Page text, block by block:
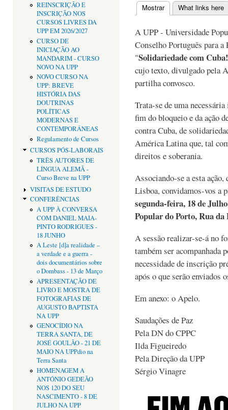
REINSCRIÇÃO E
INSCRIÇÃO NOS
CURSOS LIVRES DA
UPP EM 2026/2027
CURSO DE
INICIAÇÃO AO
MANDARIM - CURSO
NOVO NA UPP
NOVO CURSO NA
UPP: BREVE
HISTÓRIA DAS
DOUTRINAS
POLÍTICAS
MODERNAS E
CONTEMPORÂNEAS
Regulamento de Cursos
CURSOS PÓS-LABORAIS
TRÊS AUTORES DE
LÍNGUA ALEMÃ -
Curso Breve na UPP
VISITAS DE ESTUDO
CONFERÊNCIAS
A UPP À CONVERSA
COM DANIEL MAIA-
PINTO RODRIGUES -
18 JUNHO
A Leste [d]a realidade –
a verdade e a guerra -
dois documentários sobre
o Dombass - 13 de Março
APRESENTAÇÃO DE
LIVRO E MOSTRA DE
FOTOGRAFIAS DE
AUGUSTO BAPTISTA
NA UPP
GENOCÍDIO NA
TERRA SANTA, DE
JOSÉ GOULÃO - 21 DE
MAIO NA UPPdio na
Terra Santa
HOMENAGEM A
ANTÓNIO GEDEÃO
NOS 120 DO SEU
NASCIMENTO - 8 DE
JULHO NA UPP
Separadores
Mostrar(separador ativo)
What links here
A UPP - Universidade
Conselho Português para a
"Solidariedade com
cujo texto, divulgado pela
partilha convosco.
Trata-se de uma
fim do bloqueio e da ação
contra Cuba, de
América Latina que, tal
direitos e soberania.
Associando-se a esta
Lisboa, convidamos-vos a
segunda-feira, 18 de
Popular do Porto, Rua da
A sessão realizar-se-á no
também ser acompanhada
necessidade de inscrição
após o que serão enviados
Em anexo: o Apelo.
Saudações de Paz
Pela DN do CPPC
Ilda Figueiredo
Pela Direção da UPP
Sérgio Vinagre